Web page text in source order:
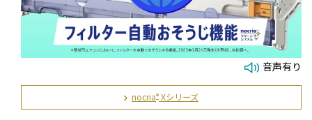
音声有り
nocria® Xシリーズ